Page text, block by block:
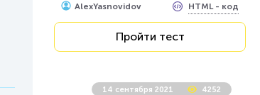
AlexYasnovidov HTML - код
Пройти тест
14 сентября 2021 4252